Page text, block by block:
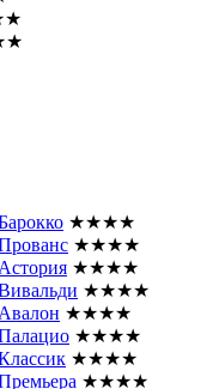
★★★★
★★★★
★★★★
★★★★
★★★★
★★★★
★★★★
★★★★